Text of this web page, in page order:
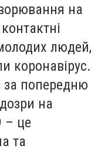
на
людей,
коронавірус.
за попередню
на
– це
та